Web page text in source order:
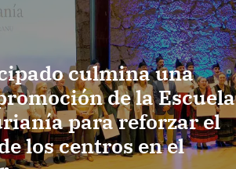
culmina una
de la Escuela
para reforzar el
los centros en el